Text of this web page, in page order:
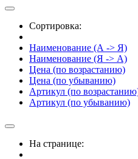
Сортировка:
Наименование (А -> Я)
Наименование (Я -> А)
Цена (по возрастанию)
Цена (по убыванию)
Артикул (по
Артикул (по убыванию)
На странице: